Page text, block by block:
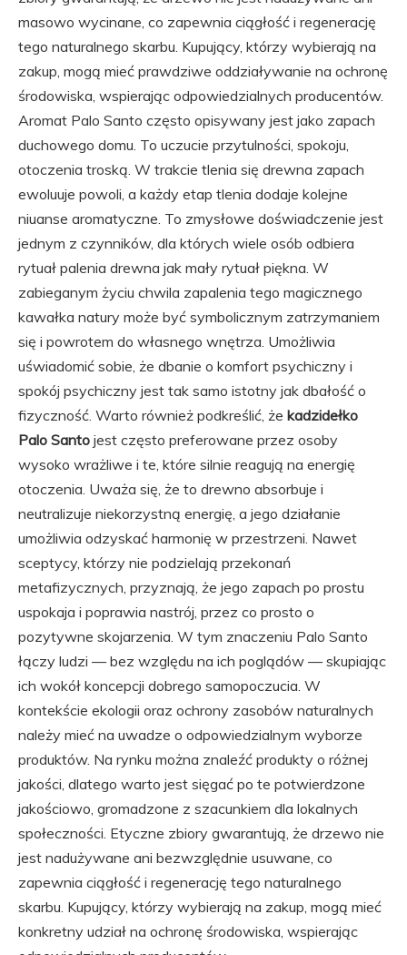
masowo wycinane, co zapewnia ciągłość i regenerację
tego naturalnego skarbu. Kupujący, którzy wybierają na
zakup, mogą mieć prawdziwe oddziaływanie na ochronę
środowiska, wspierając odpowiedzialnych producentów.
Aromat Palo Santo często opisywany jest jako zapach
duchowego domu. To uczucie przytulności, spokoju,
otoczenia troską. W trakcie tlenia się drewna zapach
ewoluuje powoli, a każdy etap tlenia dodaje kolejne
niuanse aromatyczne. To zmysłowe doświadczenie jest
jednym z czynników, dla których wiele osób odbiera
rytuał palenia drewna jak mały rytuał piękna. W
zabieganym życiu chwila zapalenia tego magicznego
kawałka natury może być symbolicznym zatrzymaniem
się i powrotem do własnego wnętrza. Umożliwia
uświadomić sobie, że dbanie o komfort psychiczny i
spokój psychiczny jest tak samo istotny jak dbałość o
fizyczność. Warto również podkreślić, że kadzidełko
Palo Santo jest często preferowane przez osoby
wysoko wrażliwe i te, które silnie reagują na energię
otoczenia. Uważa się, że to drewno absorbuje i
neutralizuje niekorzystną energię, a jego działanie
umożliwia odzyskać harmonię w przestrzeni. Nawet
sceptycy, którzy nie podzielają przekonań
metafizycznych, przyznają, że jego zapach po prostu
uspokaja i poprawia nastrój, przez co prosto o
pozytywne skojarzenia. W tym znaczeniu Palo Santo
łączy ludzi — bez względu na ich poglądów — skupiając
ich wokół koncepcji dobrego samopoczucia. W
kontekście ekologii oraz ochrony zasobów naturalnych
należy mieć na uwadze o odpowiedzialnym wyborze
produktów. Na rynku można znaleźć produkty o różnej
jakości, dlatego warto jest sięgać po te potwierdzone
jakościowo, gromadzone z szacunkiem dla lokalnych
społeczności. Etyczne zbiory gwarantują, że drzewo nie
jest nadużywane ani bezwzględnie usuwane, co
zapewnia ciągłość i regenerację tego naturalnego
skarbu. Kupujący, którzy wybierają na zakup, mogą mieć
konkretny udział na ochronę środowiska, wspierając